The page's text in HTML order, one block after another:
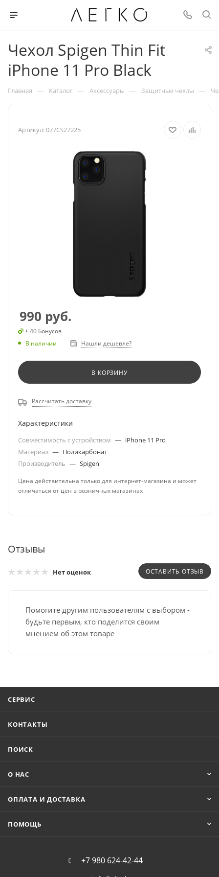
Чехол Spigen Thin Fit
iPhone 11 Pro Black
Главная — Каталог — Аксессуары — Защитные чехлы —
Артикул:077CS27225
990 руб.
+ 40 Бонусов
В наличии
Нашли дешевле?
В КОРЗИНУ
Рассчитать доставку
Характеристики
Совместимость с устройством — iPhone 11 Pro
Материал — Поликарбонат
Производитель — Spigen
Цена действительна только для интернет-магазина и может
отличаться от цен в розничных магазинах
Отзывы
Нет оценок ОСТАВИТЬ ОТЗЫВ
Помогите другим пользователям с выбором -
будьте первым, кто поделится своим
мнением об этом товаре
СЕРВИС
КОНТАКТЫ
ПОИСК
О НАС
ОПЛАТА И ДОСТАВКА
ПОМОЩЬ
+7 980 624-42-44